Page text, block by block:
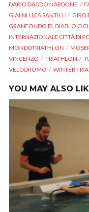
DARIO DADDO NARDONE
GIALNLUCA SANTILLI
GIRO
GRANFONDO EL DIABLO
INTERNAZIONALE CITTÀ DI
MONDOTRIATHLON
VINCENZO
TRIATHLON
VELODROMO
WINTER
YOU MAY ALSO